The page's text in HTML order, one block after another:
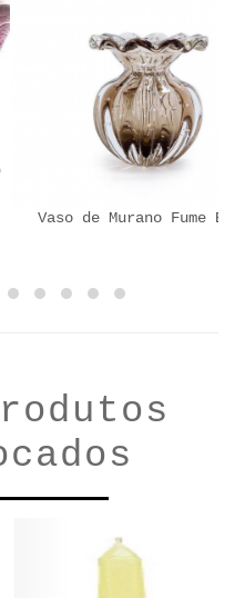
Vaso de Murano Fume Bia